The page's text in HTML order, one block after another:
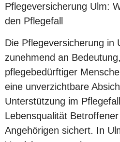
Pflegeversicherung Ulm:
den Pflegefall
Die Pflegeversicherung in
zunehmend an
pflegebedürftiger
eine unverzichtbare
Unterstützung im
Lebensqualität
Angehörigen sichert. In